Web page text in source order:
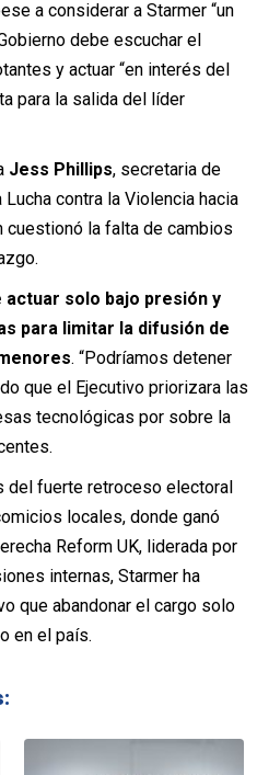
a considerar a Starmer “un
debe escuchar el
y actuar “en interés del
para la salida del líder
Jess Phillips, secretaria de
contra la Violencia hacia
cuestionó la falta de cambios
actuar solo bajo presión y
para limitar la difusión de
. “Podríamos detener
que el Ejecutivo priorizara las
tecnológicas por sobre la
del fuerte retroceso electoral
locales, donde ganó
Reform UK, liderada por
internas, Starmer ha
que abandonar el cargo solo
en el país.